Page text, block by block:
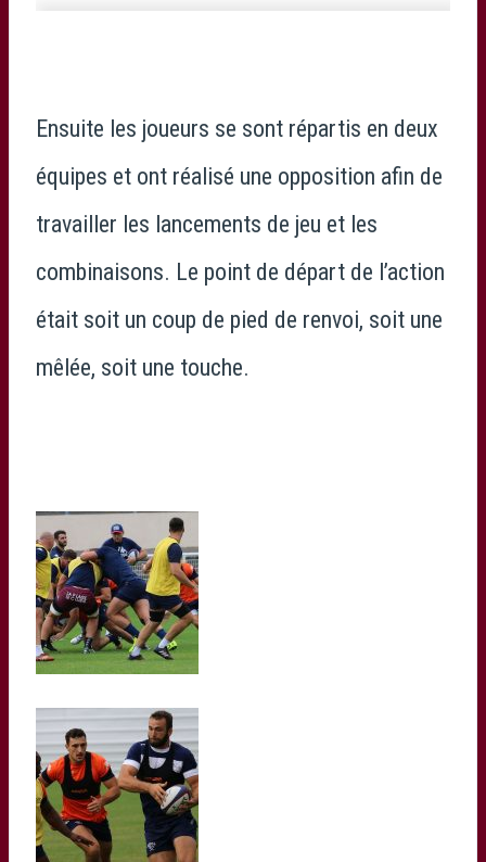
Ensuite les joueurs se sont répartis en deux
équipes et ont réalisé une opposition afin de
travailler les lancements de jeu et les
combinaisons. Le point de départ de l’action
était soit un coup de pied de renvoi, soit une
mêlée, soit une touche.